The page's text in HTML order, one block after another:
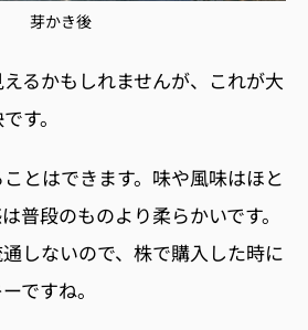
芽かき後
るかもしれませんが、これが大
す。
とはできます。味や風味はほと
普段のものより柔らかいです。
しないので、株で購入した時に
ですね。